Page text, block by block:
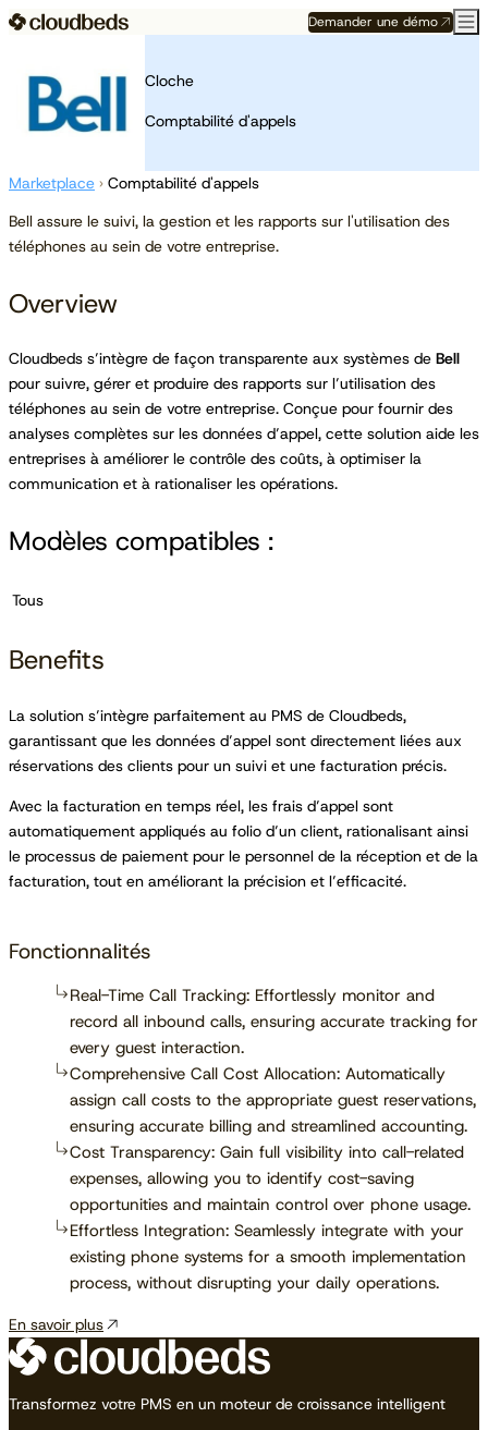
Demander une démo
Cloche
Comptabilité d'appels
Marketplace › Comptabilité d'appels
Bell assure le suivi, la gestion et les rapports sur l'utilisation des
téléphones au sein de votre entreprise.
Overview
Cloudbeds s’intègre de façon transparente aux systèmes de Bell
pour suivre, gérer et produire des rapports sur l’utilisation des
téléphones au sein de votre entreprise. Conçue pour fournir des
analyses complètes sur les données d’appel, cette solution aide les
entreprises à améliorer le contrôle des coûts, à optimiser la
communication et à rationaliser les opérations.
Modèles compatibles :
Tous
Benefits
La solution s’intègre parfaitement au PMS de Cloudbeds,
garantissant que les données d’appel sont directement liées aux
réservations des clients pour un suivi et une facturation précis.
Avec la facturation en temps réel, les frais d’appel sont
automatiquement appliqués au folio d’un client, rationalisant ainsi
le processus de paiement pour le personnel de la réception et de la
facturation, tout en améliorant la précision et l’efficacité.
Fonctionnalités
Real-Time Call Tracking: Effortlessly monitor and
record all inbound calls, ensuring accurate tracking for
every guest interaction.
Comprehensive Call Cost Allocation: Automatically
assign call costs to the appropriate guest reservations,
ensuring accurate billing and streamlined accounting.
Cost Transparency: Gain full visibility into call-related
expenses, allowing you to identify cost-saving
opportunities and maintain control over phone usage.
Effortless Integration: Seamlessly integrate with your
existing phone systems for a smooth implementation
process, without disrupting your daily operations.
En savoir plus
Transformez votre PMS en un moteur de croissance intelligent